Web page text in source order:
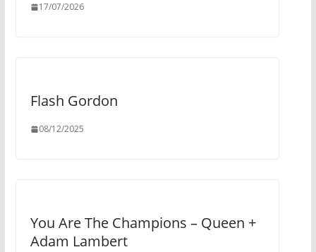
17/07/2026
Flash Gordon
08/12/2025
You Are The Champions – Queen +
Adam Lambert